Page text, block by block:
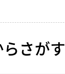
さがす